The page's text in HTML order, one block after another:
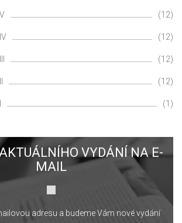
(12)
(12)
(12)
(12)
(1)
VYDÁNÍ NA E-
MAIL
adresu a budeme Vám nové vydání